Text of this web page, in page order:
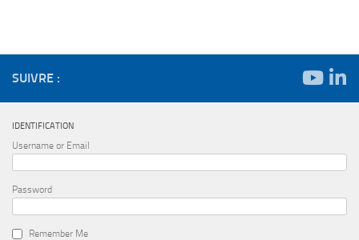
SUIVRE :
IDENTIFICATION
Username or Email
Password
Remember Me